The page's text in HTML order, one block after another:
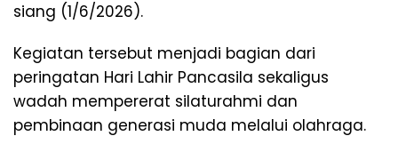
siang (1/6/2026).
Kegiatan tersebut menjadi bagian dari
peringatan Hari Lahir Pancasila sekaligus
wadah mempererat silaturahmi dan
pembinaan generasi muda melalui olahraga.